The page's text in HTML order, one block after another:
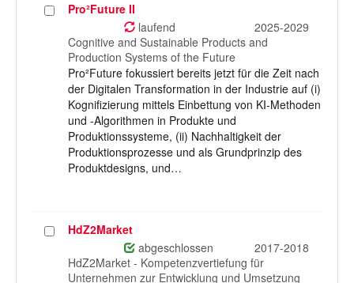
ProjektPro²Future II
laufend
2025-2029
Cognitive and Sustainable Products and
Production Systems of the Future
Pro²Future fokussiert bereits jetzt für die Zeit nach
der Digitalen Transformation in der Industrie auf (i)
Kognifizierung mittels Einbettung von KI-Methoden
und -Algorithmen in Produkte und
Produktionssysteme, (ii) Nachhaltigkeit der
Produktionsprozesse und als Grundprinzip des
Produktdesigns, und…
ProjektHdZ2Market
abgeschlossen
2017-2018
HdZ2Market - Kompetenzvertiefung für
Unternehmen zur Entwicklung und Umsetzung